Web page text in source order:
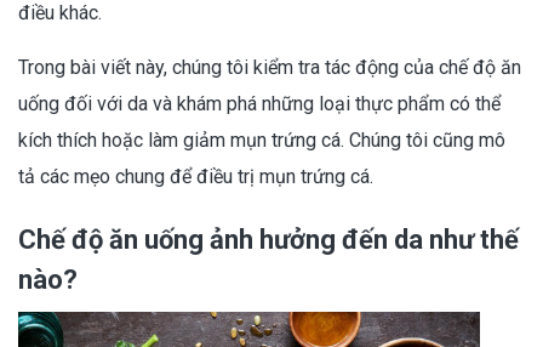
điều khác.
Trong bài viết này, chúng tôi kiểm tra tác động của chế độ ăn
uống đối với da và khám phá những loại thực phẩm có thể
kích thích hoặc làm giảm mụn trứng cá. Chúng tôi cũng mô
tả các mẹo chung để điều trị mụn trứng cá.
Chế độ ăn uống ảnh hưởng đến da như thế
nào?